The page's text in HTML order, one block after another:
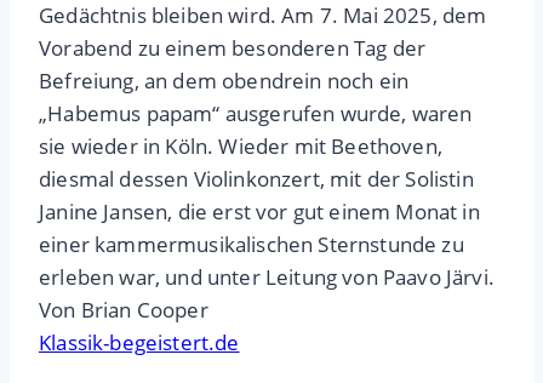
Gedächtnis bleiben wird. Am 7. Mai 2025, dem
Vorabend zu einem besonderen Tag der
Befreiung, an dem obendrein noch ein
„Habemus papam“ ausgerufen wurde, waren
sie wieder in Köln. Wieder mit Beethoven,
diesmal dessen Violinkonzert, mit der Solistin
Janine Jansen, die erst vor gut einem Monat in
einer kammermusikalischen Sternstunde zu
erleben war, und unter Leitung von Paavo Järvi.
Von Brian Cooper
Klassik-begeistert.de